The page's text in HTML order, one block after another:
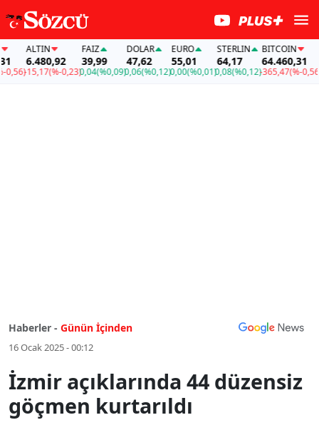
ALTIN
6.480,92
-15,17(%-0,23)
FAİZ
39,99
0,04(%0,09)
DOLAR
47,62
0,06(%0,12)
EURO
55,01
0,00(%0,01)
STERLIN
64,17
0,08(%0,12)
BITCOIN
64.460,31
-365,47(%-0,56)-
Haberler - Günün İçinden
16 Ocak 2025 - 00:12
İzmir açıklarında 44 düzensiz
göçmen kurtarıldı